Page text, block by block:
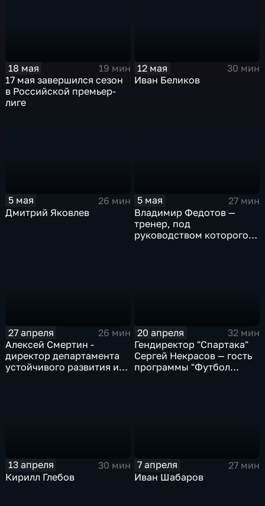
18 мая
19 мин
17 мая завершился сезон
в Российской премьер-
лиге
12 мая
30 мин
Иван Беликов
5 мая
26 мин
Дмитрий Яковлев
5 мая
27 мин
Владимир Федотов —
тренер, под
руководством которого
27 апреля
26 мин
Алексей Смертин -
директор департамента
устойчивого развития и
20 апреля
32 мин
Гендиректор "Спартака"
Сергей Некрасов — гость
программы "Футбол
13 апреля
30 мин
Кирилл Глебов
7 апреля
27 мин
Иван Шабаров